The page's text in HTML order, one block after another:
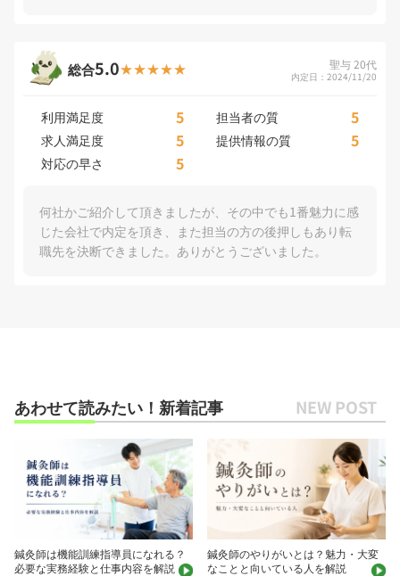
総合5.0 聖与 20代
内定日：2024/11/20
利用満足度 5 担当者の質 5
求人満足度 5 提供情報の質 5
対応の早さ 5
何社かご紹介して頂きましたが、その中でも1番魅力に感
じた会社で内定を頂き、また担当の方の後押しもあり転
職先を決断できました。ありがとうございました。
あわせて読みたい！新着記事
鍼灸師は機能訓練指導員になれる？
必要な実務経験と仕事内容を解説
鍼灸師のやりがいとは？魅力・大変
なことと向いている人を解説